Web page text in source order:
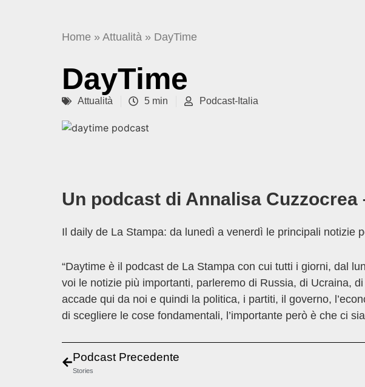
Home » Attualità » DayTime
DayTime
Attualità 5 min Podcast-Italia
Un podcast di Annalisa Cuzzocrea
Il daily de La Stampa: da lunedì a venerdì le principali notizie
“Daytime è il podcast de La Stampa con cui tutti i giorni, dal
voi le notizie più importanti, parleremo di Russia, di Ucraina,
accade qui da noi e quindi la politica, i partiti, il governo,
di scegliere le cose fondamentali, l’importante però è che ci
Podcast Precedente
Stories